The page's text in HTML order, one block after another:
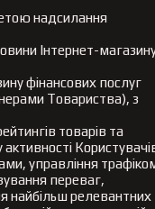
надсилання
Інтернет-
фінансових послуг
Товариства), з
товарів та
управління
переваг,
найбільш релевантних